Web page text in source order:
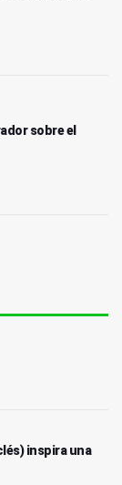
sobre el
inspira una